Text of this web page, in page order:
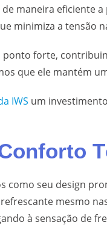
maneira eficiente
minimiza a tensão
forte,
que ele mantém
IWS um
como seu design
mesmo
à sensação de